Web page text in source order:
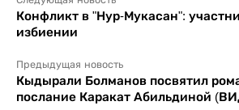
Конфликт в "Нур-Мукасан":
избиении
Предыдущая новость
Кыдырали Болманов посвятил
послание Каракат Абильдиной